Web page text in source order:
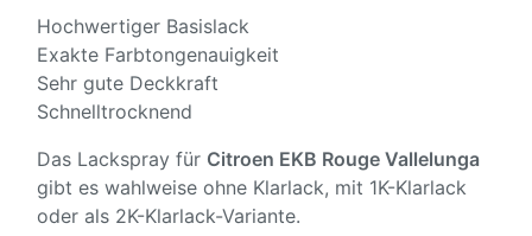
Hochwertiger Basislack
Exakte Farbtongenauigkeit
Sehr gute Deckkraft
Schnelltrocknend
Das Lackspray für Citroen EKB Rouge Vallelunga
gibt es wahlweise ohne Klarlack, mit 1K-Klarlack
oder als 2K-Klarlack-Variante.